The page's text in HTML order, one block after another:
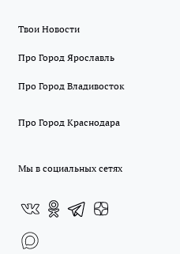
Твои Новости
Про Город Ярославль
Про Город Владивосток
Про Город Краснодара
Мы в социальных сетях